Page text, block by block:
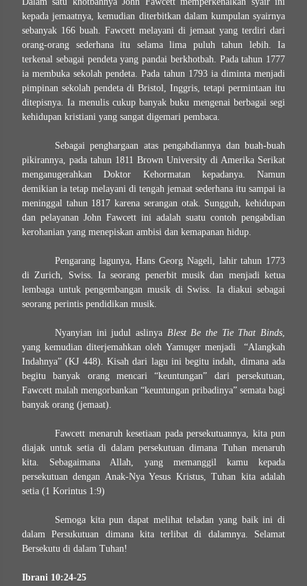
kepada jemaatnya, kemudian diterbitkan dalam kumpulan syairnya
sebanyak 166 buah. Fawcett melayani di jemaat yang terdiri dari
orang-orang sederhana itu selama lima puluh tahun lebih. Ia
terkenal sebagai pendeta yang pandai berkhotbah. Pada tahun 1777
ia membuka sekolah pendeta. Pada tahun 1793 ia diminta menjadi
pimpinan sekolah pendeta di Bristol, Inggris, tetapi permintaan itu
ditepisnya. Ia menulis cukup banyak buku mengenai berbagai segi
kehidupan kristiani yang sangat digemari pembaca.
Sebagai penghargaan atas pengabdiannya dan buah-buah
pikirannya, pada tahun 1811 Brown University di Amerika Serikat
menganugerahkan Doktor Kehormatan kepadanya. Namun
demikian ia tetap melayani di tengah jemaat sederhana itu sampai ia
meninggal tahun 1817 karena serangan otak. Sungguh, kehidupan
dan pelayanan John Fawcett ini adalah suatu contoh pengabdian
kerohanian yang menepiskan ambisi dan kemapanan hidup.
Pengarang lagunya, Hans Georg Nageli, lahir tahun 1773
di Zurich, Swiss. Ia seorang penerbit musik dan menjadi ketua
lembaga untuk pengembangan musik di Swiss. Ia diakui sebagai
seorang perintis pendidikan musik.
Nyanyian ini judul aslinya Blest Be the Tie That Binds,
yang kemudian diterjemahkan oleh Yamuger menjadi “Alangkah
Indahnya” (KJ 448). Kisah dari lagu ini begitu indah, dimana ada
begitu banyak orang mencari “keuntungan” dari persekutuan,
Fawcett malah mengorbankan “keuntungan pribadinya” semata bagi
banyak orang (jemaat).
Fawcett menaruh kesetiaan pada persekutuannya, kita pun
diajak untuk setia di dalam persekutuan dimana Tuhan menaruh
kita. Sebagaimana Allah, yang memanggil kamu kepada
persekutuan dengan Anak-Nya Yesus Kristus, Tuhan kita adalah
setia (1 Korintus 1:9)
Semoga kita pun dapat melihat teladan yang baik ini di
dalam Persukutuan dimana kita terlibat di dalamnya. Selamat
Bersekutu di dalam Tuhan!
Ibrani 10:24-25